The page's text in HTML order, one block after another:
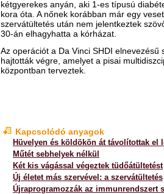
kétgyerekes anyán, aki 1-es típusú
kora óta. A nőnek korábban már egy
szervátültetés után nem jelentkeztek
30-án elhagyhatta a kórházat.
Az operációt a Da Vinci SHDI
hajtották végre, amelyet a pisai
központban terveztek.
Kapcsolódó anyagok
Hüvelyen és köldökön át távolítottak el
Műtét sebhelyek nélkül
Két kis vágással végeztek tüdőátültetést
Új életet más szervével: a szervátültetés
Újraprogramozzák az immunrendszert